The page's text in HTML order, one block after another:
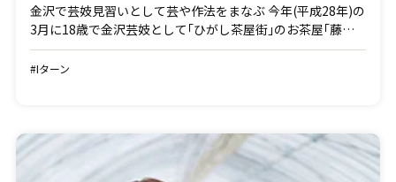
金沢で芸妓見習いとして芸や作法をまなぶ 今年(平成28年)の
3月に18歳で金沢芸妓として｢ひがし茶屋街｣のお茶屋｢藤乃
弥｣からデビューしました。きっかけは、もともと芸事や歌
舞伎など、和の伝統が好きだったから。 故郷の母親 […]
#Iターン